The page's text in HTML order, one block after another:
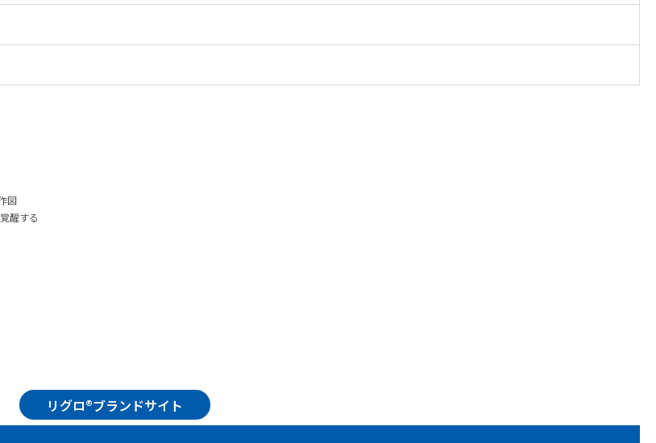
図
醒する
リグロ®ブランドサイト